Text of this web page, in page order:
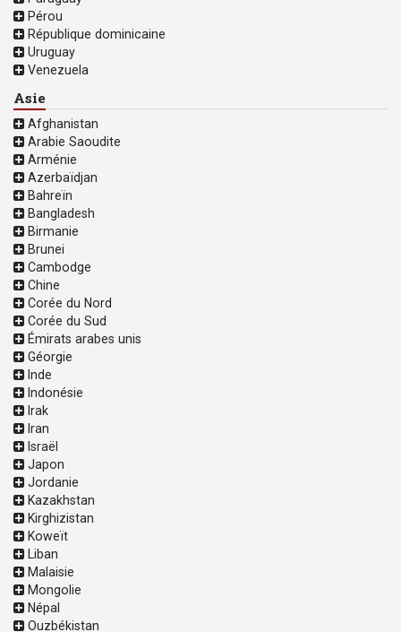
Pérou
République dominicaine
Uruguay
Venezuela
Asie
Afghanistan
Arabie Saoudite
Arménie
Azerbaïdjan
Bahreïn
Bangladesh
Birmanie
Brunei
Cambodge
Chine
Corée du Nord
Corée du Sud
Émirats arabes unis
Géorgie
Inde
Indonésie
Irak
Iran
Israël
Japon
Jordanie
Kazakhstan
Kirghizistan
Koweït
Liban
Malaisie
Mongolie
Népal
Ouzbékistan